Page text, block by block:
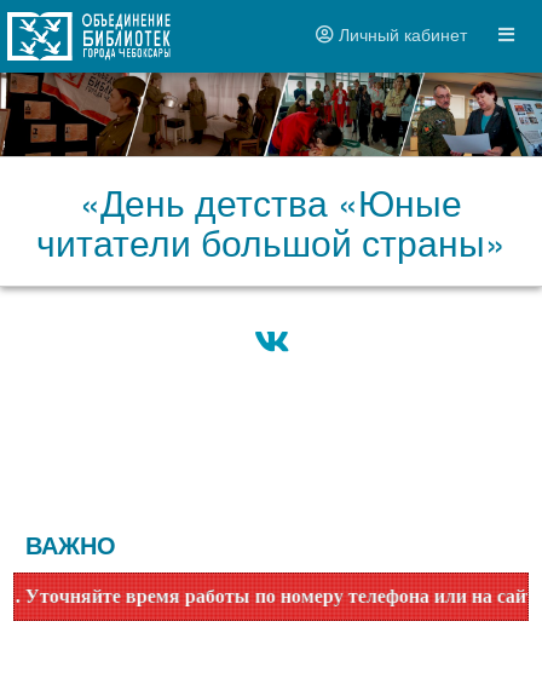
Личный кабинет
«День детства «Юные
читатели большой страны»
ВАЖНО
время работы по номеру телефона или на сайте в